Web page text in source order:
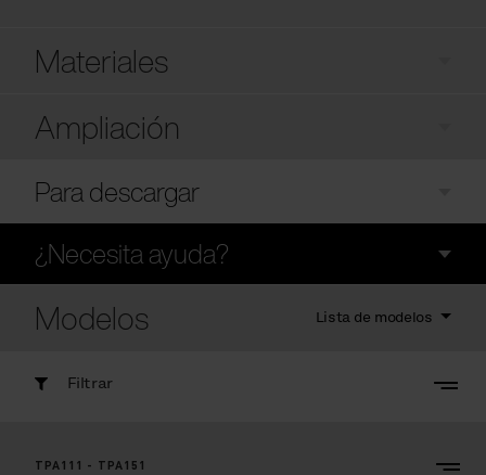
Materiales
Ampliación
Para descargar
¿Necesita ayuda?
Modelos Lista de modelos
Filtrar
TPA111 - TPA151